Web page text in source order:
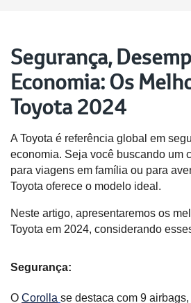
Segurança,
Economia: Os
Toyota 2024
A Toyota é referência global em
economia. Seja você buscando um
para viagens em família ou para
Toyota oferece o modelo ideal.
Neste artigo, apresentaremos os
Toyota em 2024, considerando
Segurança:
O Corolla se destaca com 9